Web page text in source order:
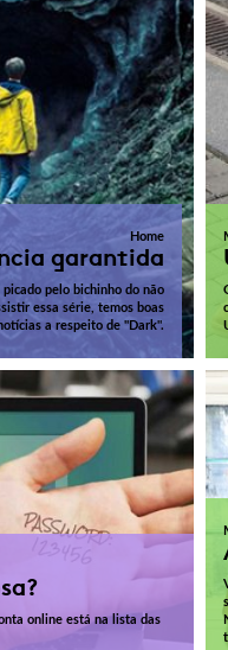
Home
garantida
pelo bichinho do não
essa série, temos boas
a respeito de "Dark".
online está na lista das